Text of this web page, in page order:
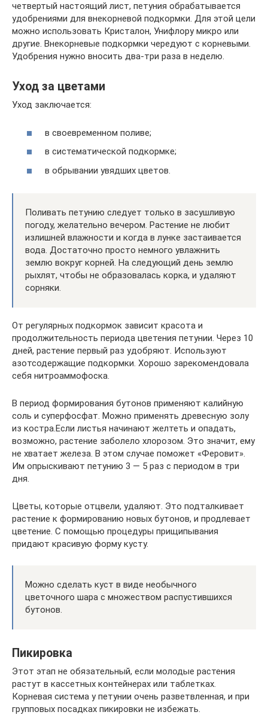
четвертый настоящий лист, петуния обрабатывается
удобрениями для внекорневой подкормки. Для этой цели
можно использовать Кристалон, Унифлору микро или
другие. Внекорневые подкормки чередуют с корневыми.
Удобрения нужно вносить два-три раза в неделю.
Уход за цветами
Уход заключается:
в своевременном поливе;
в систематической подкормке;
в обрывании увядших цветов.
Поливать петунию следует только в засушливую
погоду, желательно вечером. Растение не любит
излишней влажности и когда в лунке застаивается
вода. Достаточно просто немного увлажнить
землю вокруг корней. На следующий день землю
рыхлят, чтобы не образовалась корка, и удаляют
сорняки.
От регулярных подкормок зависит красота и
продолжительность периода цветения петунии. Через 10
дней, растение первый раз удобряют. Используют
азотсодержащие подкормки. Хорошо зарекомендовала
себя нитроаммофоска.
В период формирования бутонов применяют калийную
соль и суперфосфат. Можно применять древесную золу
из костра.Если листья начинают желтеть и опадать,
возможно, растение заболело хлорозом. Это значит, ему
не хватает железа. В этом случае поможет «Феровит».
Им опрыскивают петунию 3 — 5 раз с периодом в три
дня.
Цветы, которые отцвели, удаляют. Это подталкивает
растение к формированию новых бутонов, и продлевает
цветение. С помощью процедуры прищипывания
придают красивую форму кусту.
Можно сделать куст в виде необычного
цветочного шара с множеством распустившихся
бутонов.
Пикировка
Этот этап не обязательный, если молодые растения
растут в кассетных контейнерах или таблетках.
Корневая система у петунии очень разветвленная, и при
групповых посадках пикировки не избежать.